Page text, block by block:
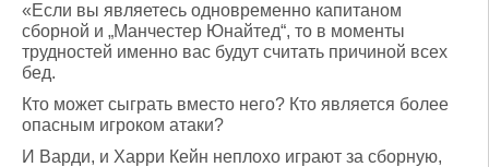
«Если вы являетесь одновременно капитаном
сборной и „Манчестер Юнайтед“, то в моменты
трудностей именно вас будут считать причиной всех
бед.
Кто может сыграть вместо него? Кто является более
опасным игроком атаки?
И Варди, и Харри Кейн неплохо играют за сборную,